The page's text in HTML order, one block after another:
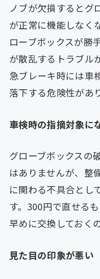
ノブが欠損するとグ
が正常に機能しなく
ローブボックスが勝
が散乱するトラブル
急ブレーキ時には車
落下する危険性があ
車検時の指摘対象に
グローブボックスの
はありませんが、整
に関わる不具合とし
す。300円で直せる
早めに交換しておく
見た目の印象が悪い